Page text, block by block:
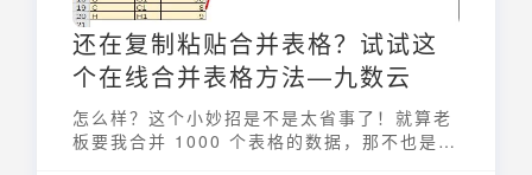
还在复制粘贴合并表格？试试这
个在线合并表格方法—九数云
怎么样？这个小妙招是不是太省事了！就算老
板要我合并 1000 个表格的数据，那不也是分